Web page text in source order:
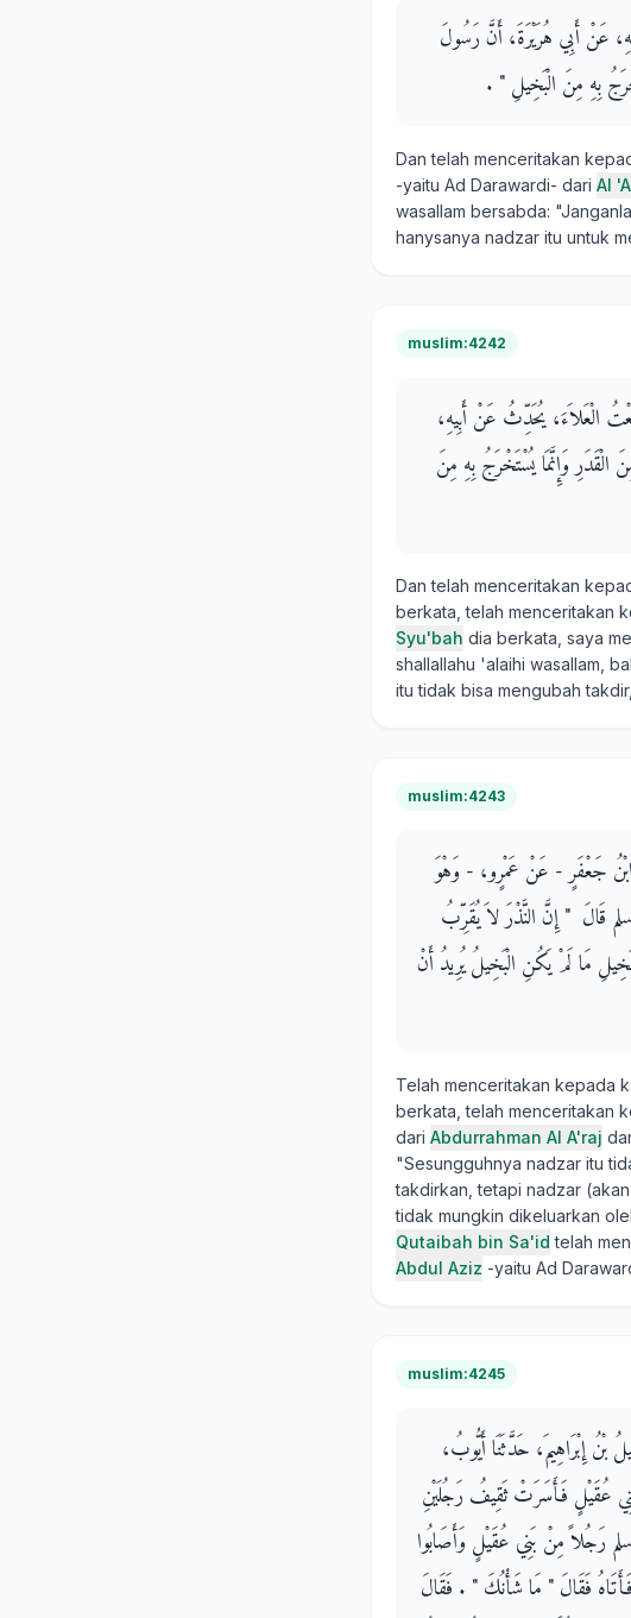
عَنْ أَبِي هُرَيْرَةَ، أَنَّ رَسُولَ
بِهِ مِنَ الْبَخِيلِ ‏"‏ ‏.‏
Dan telah menceritakan
-yaitu Ad Darawardi- dari Al
wasallam bersabda:
hanysanya nadzar itu untuk
muslim:4242
الْعَلاَءَ، يُحَدِّثُ عَنْ أَبِيهِ،
الْقَدَرِ وَإِنَّمَا يُسْتَخْرَجُ بِهِ مِنَ
Dan telah menceritakan
berkata, telah menceritakan
Syu'bah dia berkata, saya
shallallahu 'alaihi wasallam,
itu tidak bisa mengubah
muslim:4243
ابْنُ جَعْفَرٍ - عَنْ عَمْرٍو، - وَهْوَ
قَالَ ‏ "‏ إِنَّ النَّذْرَ لاَ يُقَرِّبُ
مَا لَمْ يَكُنِ الْبَخِيلُ يُرِيدُ أَنْ
Telah menceritakan kepada
berkata, telah menceritakan
dari Abdurrahman Al A'raj
"Sesungguhnya nadzar itu
takdirkan, tetapi nadzar
tidak mungkin dikeluarkan
Qutaibah bin Sa'id telah
Abdul Aziz -yaitu Ad
muslim:4245
إِبْرَاهِيمَ، حَدَّثَنَا أَيُّوبُ،
عُقَيْلٍ فَأَسَرَتْ ثَقِيفُ رَجُلَيْنِ
رَجُلاً مِنْ بَنِي عُقَيْلٍ وَأَصَابُوا
فَأَتَاهُ فَقَالَ ‏"‏ مَا شَأْنُكَ ‏"‏ ‏.‏ فَقَالَ